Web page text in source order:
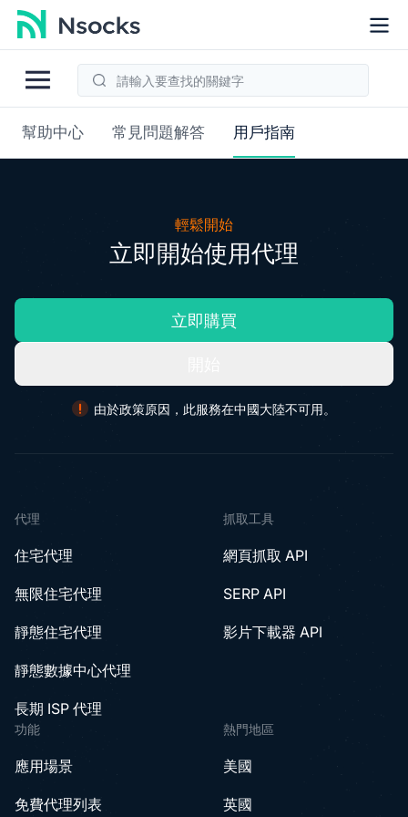
幫助中心 常見問題解答 用戶指南
輕鬆開始
立即開始使用代理
立即購買
由於政策原因，此服務在中國大陸不可用。
代理
住宅代理
無限住宅代理
靜態住宅代理
靜態數據中心代理
長期 ISP 代理
抓取工具
網頁抓取 API
SERP API
影片下載器 API
功能
應用場景
免費代理列表
熱門地區
美國
英國